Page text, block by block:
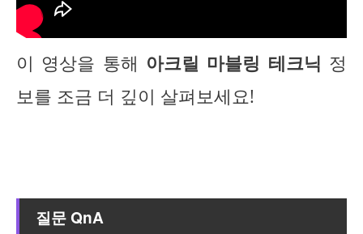
이 영상을 통해 아크릴 마블링 테크닉 정
보를 조금 더 깊이 살펴보세요!
질문 QnA